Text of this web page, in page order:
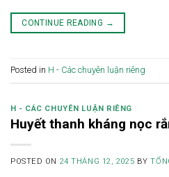
CONTINUE READING →
Posted in H - Các chuyên luận riêng
H - CÁC CHUYÊN LUẬN RIÊNG
Huyết thanh kháng nọc
POSTED ON 24 THÁNG 12, 2025 BY